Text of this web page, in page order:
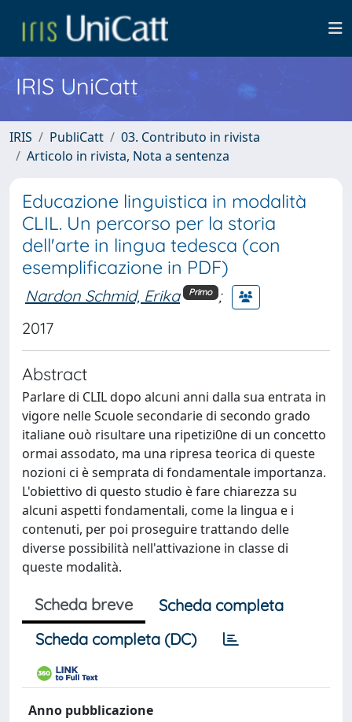
IRIS UniCatt
IRIS PubliCatt
03. Contributo in rivista
Articolo in rivista, Nota a sentenza
Educazione linguistica in modalità
CLIL. Un percorso per la storia
dell'arte in lingua tedesca (con
esemplificazione in PDF)
Nardon Schmid, Erika Primo ;
2017
Abstract
Parlare di CLIL dopo alcuni anni dalla sua entrata in
vigore nelle Scuole secondarie di secondo grado
italiane ouò risultare una ripetizi0ne di un concetto
ormai assodato, ma una ripresa teorica di queste
nozioni ci è semprata di fondamentale importanza.
L'obiettivo di questo studio è fare chiarezza su
alcuni aspetti fondamentali, come la lingua e i
contenuti, per poi proseguire trattando delle
diverse possibilità nell'attivazione in classe di
queste modalità.
Scheda breve
Scheda completa
Scheda completa (DC)
Anno pubblicazione